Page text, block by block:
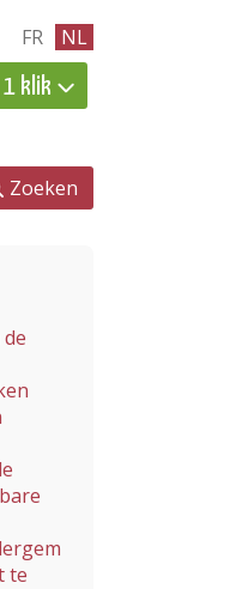
FR NL
1 klik
Zoeken
te